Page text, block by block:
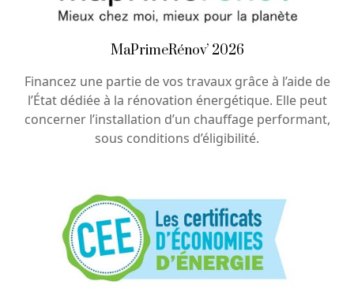
MaPrimeRénov’ 2026
Financez une partie de vos travaux grâce à l’aide de
l’État dédiée à la rénovation énergétique. Elle peut
concerner l’installation d’un chauffage performant,
sous conditions d’éligibilité.